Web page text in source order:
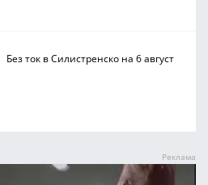
Без ток в Силистренско на 6 август